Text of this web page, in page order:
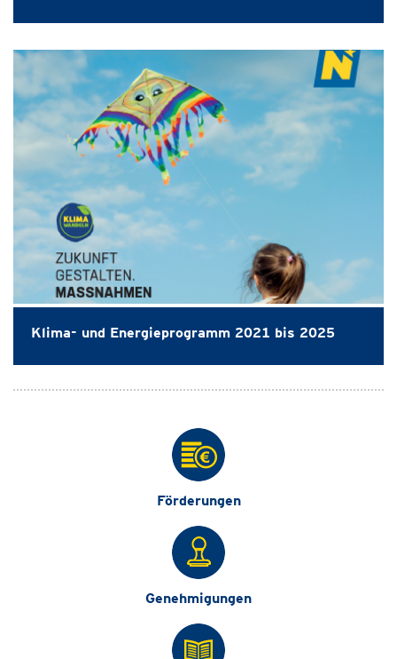
Klima- und Energieprogramm 2021 bis 2025
Förderungen
Genehmigungen